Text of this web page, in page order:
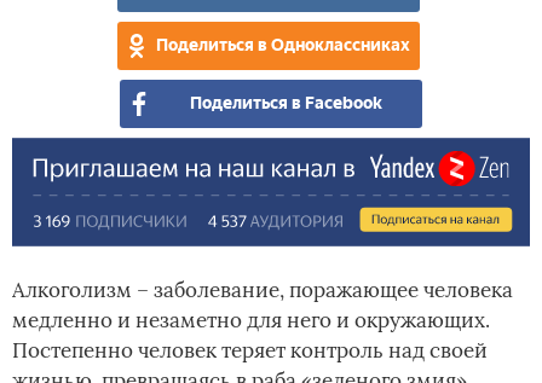
Поделиться в Одноклассниках
Поделиться в Facebook
Алкоголизм – заболевание, поражающее человека
медленно и незаметно для него и окружающих.
Постепенно человек теряет контроль над своей